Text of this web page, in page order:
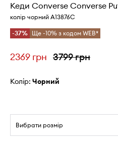
Кеди Converse Converse
колір чорний A13876C
-37% Ще -10% з кодом WEB*
2369 грн 3799 грн
Колір: чорний
Вибрати розмір